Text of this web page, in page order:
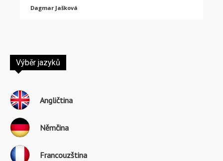
Dagmar Jašková
Výběr jazyků
Angličtina
Němčina
Francouzština